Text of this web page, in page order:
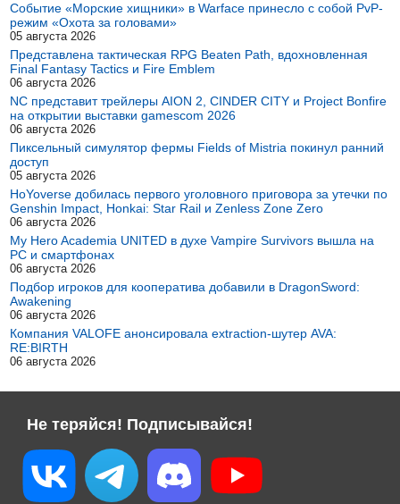
Событие «Морские хищники» в Warface принесло с собой PvP-
режим «Охота за головами»
05 августа 2026
Представлена тактическая RPG Beaten Path, вдохновленная
Final Fantasy Tactics и Fire Emblem
06 августа 2026
NC представит трейлеры AION 2, CINDER CITY и Project Bonfire
на открытии выставки gamescom 2026
06 августа 2026
Пиксельный симулятор фермы Fields of Mistria покинул ранний
доступ
05 августа 2026
HoYoverse добилась первого уголовного приговора за утечки по
Genshin Impact, Honkai: Star Rail и Zenless Zone Zero
06 августа 2026
My Hero Academia UNITED в духе Vampire Survivors вышла на
PC и смартфонах
06 августа 2026
Подбор игроков для кооператива добавили в DragonSword:
Awakening
06 августа 2026
Компания VALOFE анонсировала extraction-шутер AVA:
RE:BIRTH
06 августа 2026
Не теряйся! Подписывайся!